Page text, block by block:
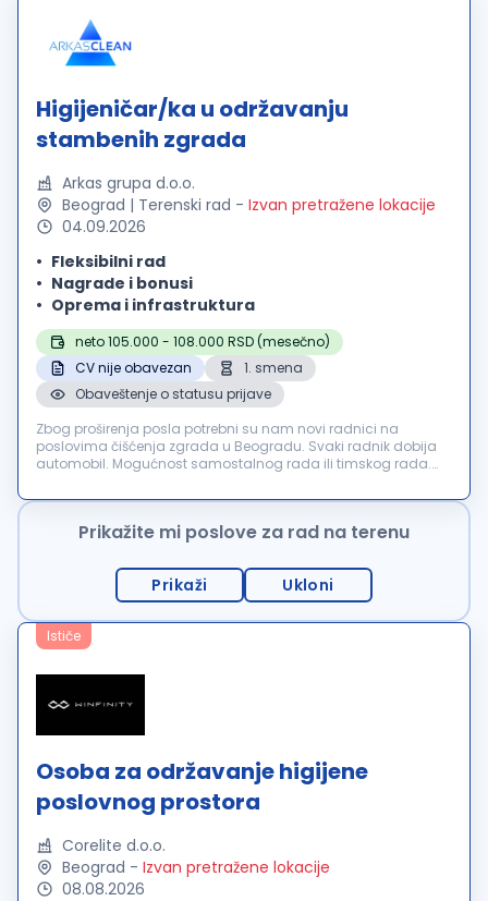
Higijeničar/ka u održavanju
stambenih zgrada
Arkas grupa d.o.o.
Beograd | Terenski rad - Izvan pretražene lokacije
04.09.2026
Fleksibilni rad
Nagrade i bonusi
Oprema i infrastruktura
neto 105.000 - 108.000 RSD (mesečno)
CV nije obavezan
1. smena
Obaveštenje o statusu prijave
Zbog proširenja posla potrebni su nam novi radnici na
poslovima čišćenja zgrada u Beogradu. Svaki radnik dobija
automobil. Mogućnost samostalnog rada ili timskog rada.
kontakta sa klijentima. Rad...
Prikažite mi poslove za rad na terenu
Prikaži Ukloni
Ističe
Osoba za održavanje higijene
poslovnog prostora
Corelite d.o.o.
Beograd - Izvan pretražene lokacije
08.08.2026